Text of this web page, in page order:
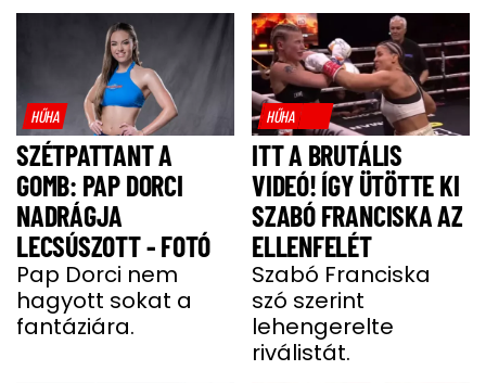
HŰHA
SZÉTPATTANT A
GOMB: PAP DORCI
NADRÁGJA
LECSÚSZOTT - FOTÓ
Pap Dorci nem
hagyott sokat a
fantáziára.
HŰHA
ITT A BRUTÁLIS
VIDEÓ! ÍGY ÜTÖTTE KI
SZABÓ FRANCISKA AZ
ELLENFELÉT
Szabó Franciska
szó szerint
lehengerelte
riválistát.